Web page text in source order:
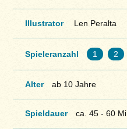
Illustrator Len Peralta
Spieleranzahl 1 2
Alter ab 10 Jahre
Spieldauer ca. 45 - 60